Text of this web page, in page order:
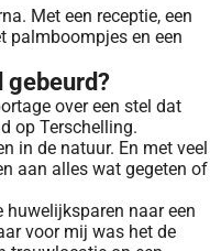
Met een receptie, een
palmboompjes en een
gebeurd?
over een stel dat
op Terschelling.
in de natuur. En met veel
aan alles wat gegeten of
naar een
voor mij was het de